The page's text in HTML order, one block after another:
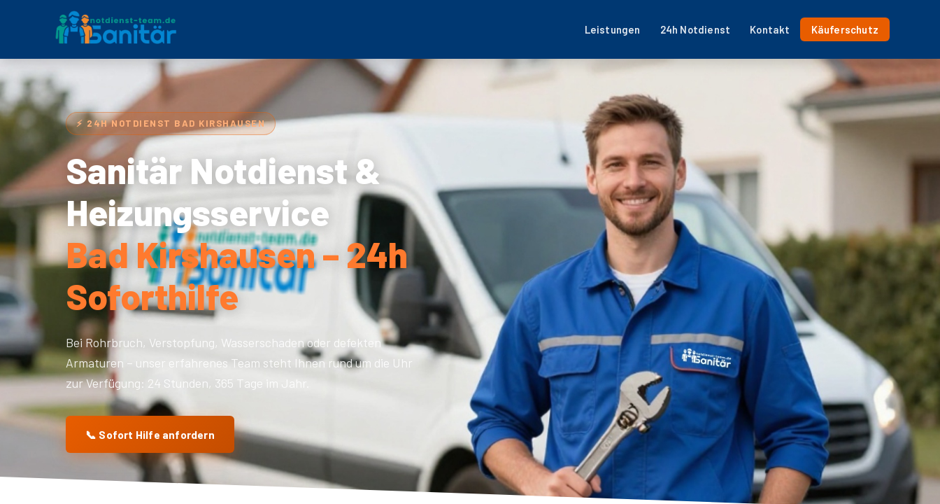
Leistungen 24h Notdienst Kontakt Käuferschutz
⚡ 24H NOTDIENST BAD KIRSHAUSEN
Sanitär Notdienst &
Heizungsservice
Bad Kirshausen – 24h
Soforthilfe
Bei Rohrbruch, Verstopfung, Wasserschaden oder defekten
Armaturen – unser erfahrenes Team steht Ihnen rund um die Uhr
zur Verfügung: 24 Stunden, 365 Tage im Jahr.
📞 Sofort Hilfe anfordern